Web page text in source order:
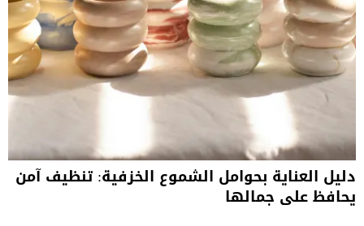
دليل العناية بحوامل الشموع الخزفية: تنظيف آمن
يحافظ على جمالها